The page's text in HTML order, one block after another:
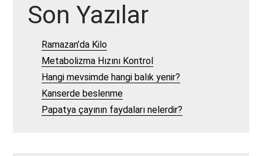
Son Yazılar
Ramazan’da Kilo
Metabolizma Hızını Kontrol
Hangi mevsimde hangi balık yenir?
Kanserde beslenme
Papatya çayının faydaları nelerdir?